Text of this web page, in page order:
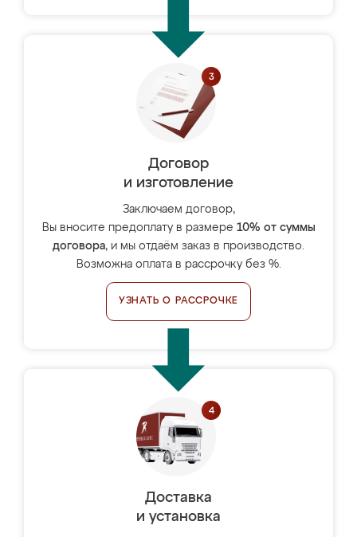
Договор
и изготовление
Заключаем договор,
Вы вносите предоплату в размере 10% от суммы
договора, и мы отдаём заказ в производство.
Возможна оплата в рассрочку без %.
УЗНАТЬ О РАССРОЧКЕ
Доставка
и установка